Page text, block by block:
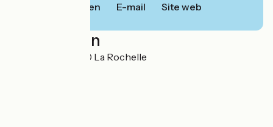
Bellen E-mail Site web
Localisation
Gare SNCF 17000 La Rochelle